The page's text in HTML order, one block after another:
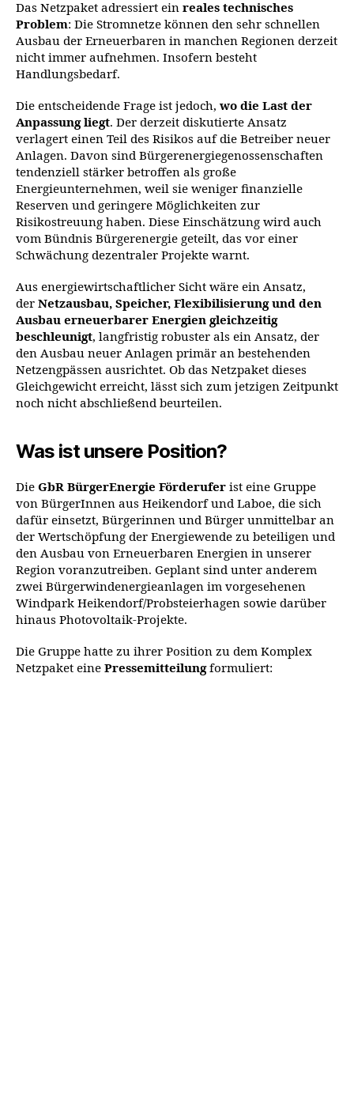
Das Netzpaket adressiert ein reales technisches
Problem: Die Stromnetze können den sehr schnellen
Ausbau der Erneuerbaren in manchen Regionen derzeit
nicht immer aufnehmen. Insofern besteht
Handlungsbedarf.
Die entscheidende Frage ist jedoch, wo die Last der
Anpassung liegt. Der derzeit diskutierte Ansatz
verlagert einen Teil des Risikos auf die Betreiber neuer
Anlagen. Davon sind Bürgerenergiegenossenschaften
tendenziell stärker betroffen als große
Energieunternehmen, weil sie weniger finanzielle
Reserven und geringere Möglichkeiten zur
Risikostreuung haben. Diese Einschätzung wird auch
vom Bündnis Bürgerenergie geteilt, das vor einer
Schwächung dezentraler Projekte warnt.
Aus energiewirtschaftlicher Sicht wäre ein Ansatz,
der Netzausbau, Speicher, Flexibilisierung und den
Ausbau erneuerbarer Energien gleichzeitig
beschleunigt, langfristig robuster als ein Ansatz, der
den Ausbau neuer Anlagen primär an bestehenden
Netzengpässen ausrichtet. Ob das Netzpaket dieses
Gleichgewicht erreicht, lässt sich zum jetzigen Zeitpunkt
noch nicht abschließend beurteilen.
Was ist unsere Position?
Die GbR BürgerEnergie Förderufer ist eine Gruppe
von BürgerInnen aus Heikendorf und Laboe, die sich
dafür einsetzt, Bürgerinnen und Bürger unmittelbar an
der Wertschöpfung der Energiewende zu beteiligen und
den Ausbau von Erneuerbaren Energien in unserer
Region voranzutreiben. Geplant sind unter anderem
zwei Bürgerwindenergieanlagen im vorgesehenen
Windpark Heikendorf/Probsteierhagen sowie darüber
hinaus Photovoltaik-Projekte.
Die Gruppe hatte zu ihrer Position zu dem Komplex
Netzpaket eine Pressemitteilungformuliert: